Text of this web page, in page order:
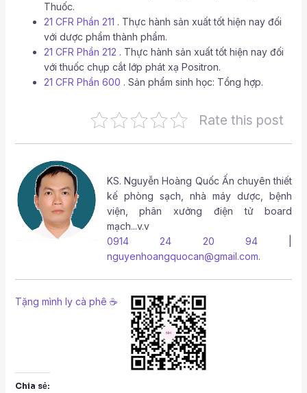
Thuốc.
21 CFR Phần 211 . Thực hành sản xuất tốt hiện nay đối
với dược phẩm thành phẩm.
21 CFR Phần 212 . Thực hành sản xuất tốt hiện nay đối
với thuốc chụp cắt lớp phát xạ Positron.
21 CFR Phần 600 . Sản phẩm sinh học: Tổng hợp.
Rate this post
KS. Nguyễn Hoàng Quốc Ấnchuyên thiết
kế phòng sạch, nhà máy dược, bệnh
viện, phân xưởng điện tử board
mạch...v.v
0914 24 20 94|
nguyenhoangquocan@gmail.com.
Tặng mình ly cà phê ☕
Chia sẻ: